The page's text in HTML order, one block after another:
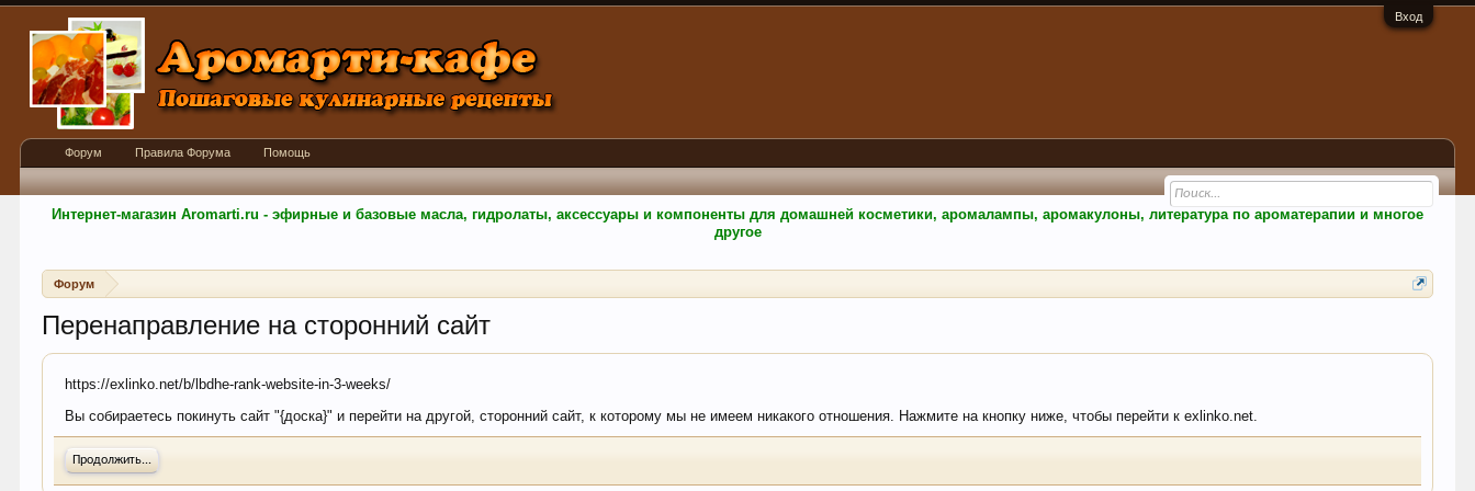
Вход
Интернет-магазин Aromarti.ru - эфирные и базовые масла, гидролаты, аксессуары и компоненты для домашней косметики, аромалампы, аромакулоны, литература по ароматерапии и многое
другое
Форум
Перенаправление на сторонний сайт
https://exlinko.net/b/lbdhe-rank-website-in-3-weeks/
Вы собираетесь покинуть сайт "{доска}" и перейти на другой, сторонний сайт, к которому мы не имеем никакого отношения. Нажмите на кнопку ниже, чтобы перейти к exlinko.net.
Продолжить...
Форум Правила Форума Помощь